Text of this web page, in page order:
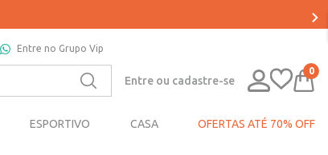
Entre no Grupo Vip
Entre ou cadastre-se
0
ESPORTIVO CASA OFERTAS ATÉ 70% OFF